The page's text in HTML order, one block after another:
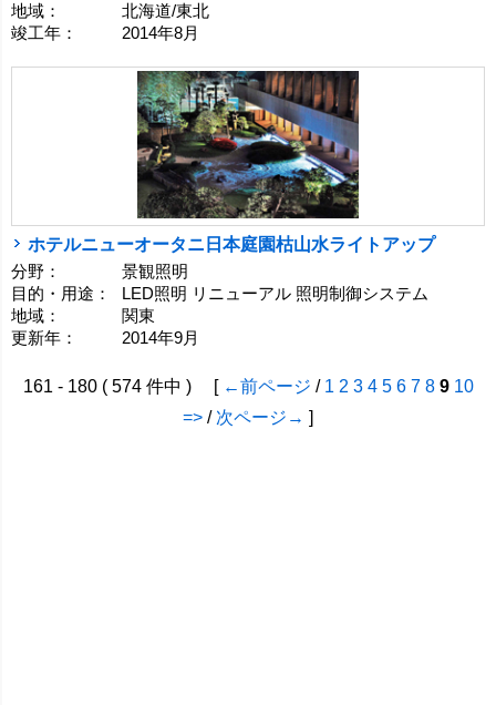
地域：
北海道/東北
竣工年：
2014年8月
ホテルニューオータニ日本庭園枯山水ライトアップ
分野：
景観照明
目的・用途：
LED照明 リニューアル 照明制御システム
地域：
関東
更新年：
2014年9月
161 - 180 ( 574 件中 ) [ ←前ページ / 1 2 3 4 5 6 7 8 9 10
=> / 次ページ→ ]